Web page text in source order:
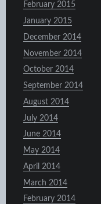
February 2015
January 2015
December 2014
November 2014
October 2014
September 2014
August 2014
July 2014
June 2014
May 2014
April 2014
March 2014
February 2014